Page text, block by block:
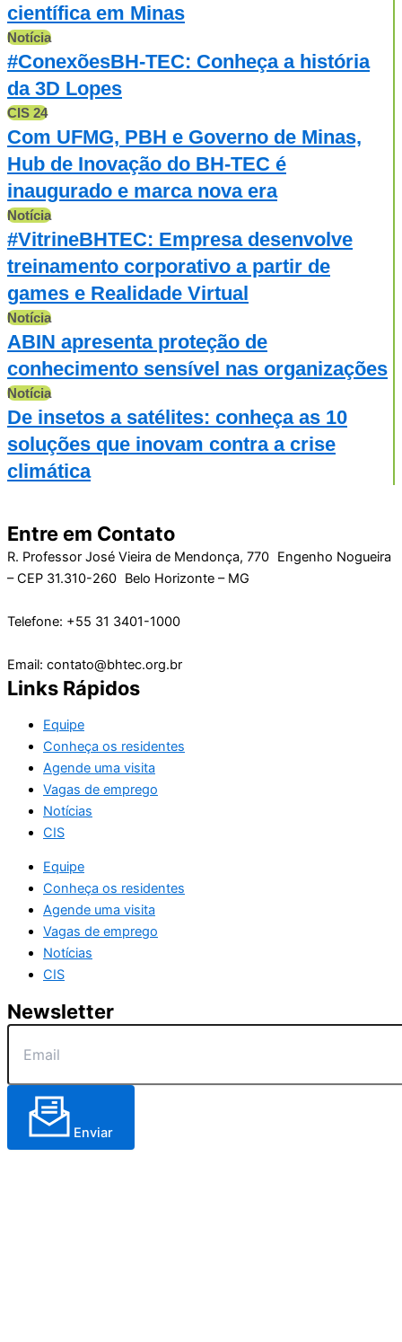
científica em Minas
Notícia
#ConexõesBH-TEC: Conheça a história
da 3D Lopes
CIS 24
Com UFMG, PBH e Governo de Minas,
Hub de Inovação do BH-TEC é
inaugurado e marca nova era
Notícia
#VitrineBHTEC: Empresa desenvolve
treinamento corporativo a partir de
games e Realidade Virtual
Notícia
ABIN apresenta proteção de
conhecimento sensível nas organizações
Notícia
De insetos a satélites: conheça as 10
soluções que inovam contra a crise
climática
Entre em Contato
R. Professor José Vieira de Mendonça, 770 Engenho Nogueira
– CEP 31.310-260 Belo Horizonte – MG
Telefone: +55 31 3401-1000
Email: contato@bhtec.org.br
Links Rápidos
Equipe
Conheça os residentes
Agende uma visita
Vagas de emprego
Notícias
CIS
Equipe
Conheça os residentes
Agende uma visita
Vagas de emprego
Notícias
CIS
Newsletter
Enviar